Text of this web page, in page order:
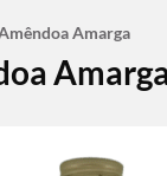
Amarga